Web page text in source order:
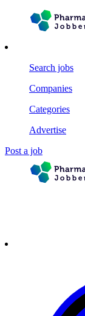
Search jobs
Companies
Categories
Advertise
Post a job